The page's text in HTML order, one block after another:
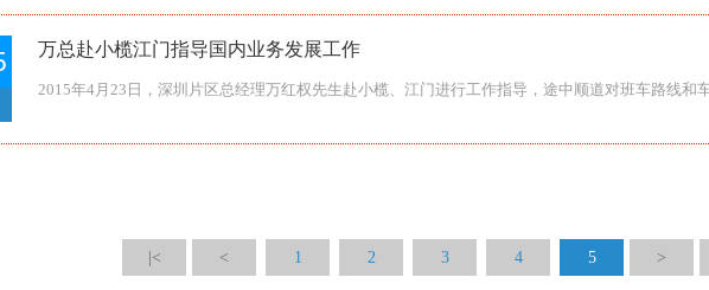
总结，并就主题为“服务意识和服务态度”的课件给与会人员做了综合培训。
万总赴小榄江门指导国内业务发展工作
2015年4月23日，深圳片区总经理万红权先生赴小榄、江门进行工作指导，途中顺道对班车路线和
|< < 1 2 3 4 5 >